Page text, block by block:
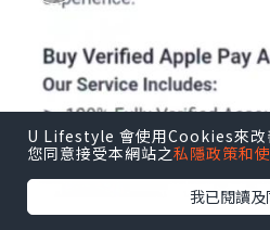
U Lifestyle 會使用Cookies來改
您同意接受本網站之私隱政策和
我已閱讀及